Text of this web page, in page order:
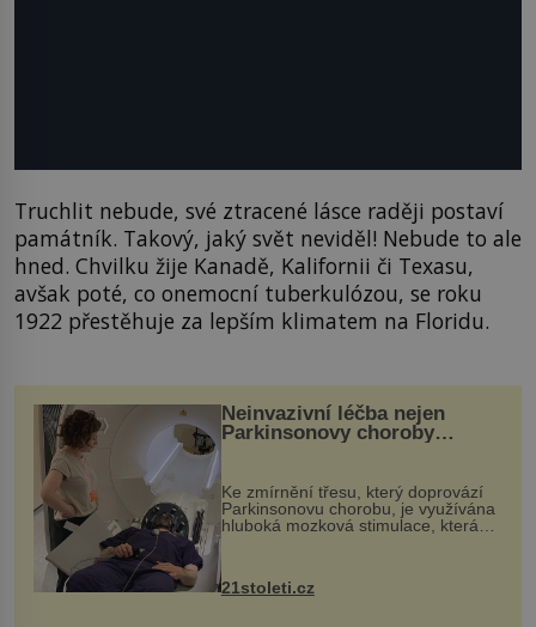
Truchlit nebude, své ztracené lásce raději postaví
památník. Takový, jaký svět neviděl! Nebude to ale
hned. Chvilku žije Kanadě, Kalifornii či Texasu,
avšak poté, co onemocní tuberkulózou, se roku
1922 přestěhuje za lepším klimatem na Floridu.
Neinvazivní léčba nejen
Parkinsonovy choroby
Ke zmírnění třesu, který doprovází
Parkinsonovu chorobu, je využívána
hluboká mozková stimulace, která
však vyžaduje vysoce invazivní
k dostatečně přesnému zacílení ...
21stoleti.cz